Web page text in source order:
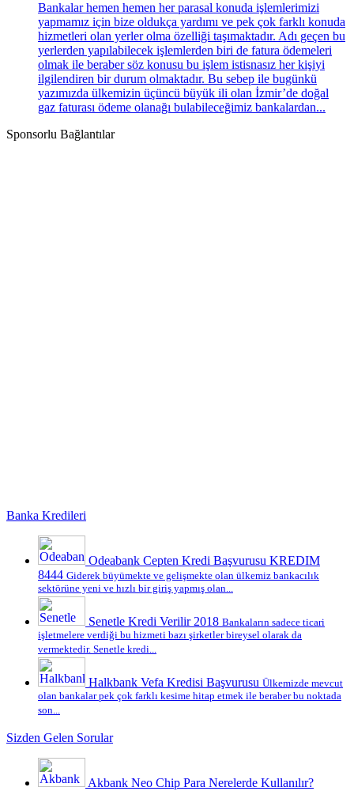
Bankalar hemen hemen her parasal konuda işlemlerimizi
yapmamız için bize oldukça yardımı ve pek çok farklı konuda
hizmetleri olan yerler olma özelliği taşımaktadır. Adı geçen bu
yerlerden yapılabilecek işlemlerden biri de fatura ödemeleri
olmak ile beraber söz konusu bu işlem istisnasız her kişiyi
ilgilendiren bir durum olmaktadır. Bu sebep ile bugünkü
yazımızda ülkemizin üçüncü büyük ili olan İzmir’de doğal
gaz faturası ödeme olanağı bulabileceğimiz bankalardan...
Sponsorlu Bağlantılar
Banka Kredileri
Odeabank Cepten Kredi Başvurusu KREDIM
8444 Giderek büyümekte ve gelişmekte olan ülkemiz bankacılık
sektörüne yeni ve hızlı bir giriş yapmış olan...
Senetle Kredi Verilir 2018 Bankaların sadece ticari
işletmelere verdiği bu hizmeti bazı şirketler bireysel olarak da
vermektedir. Senetle kredi...
Halkbank Vefa Kredisi Başvurusu Ülkemizde mevcut
olan bankalar pek çok farklı kesime hitap etmek ile beraber bu noktada
son...
Sizden Gelen Sorular
Akbank Neo Chip Para Nerelerde Kullanılır?